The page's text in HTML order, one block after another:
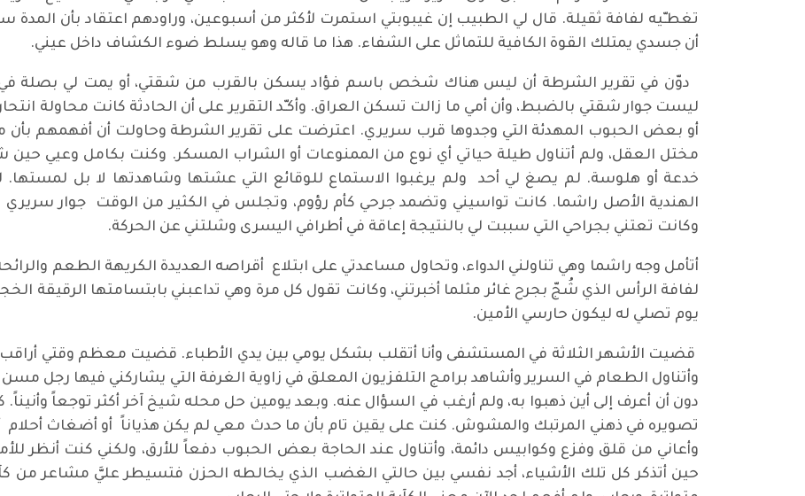
تغطـّيه لفافة ثقيلة. قال لي الطبيب إن غيبوبتي استمرت لأكثر من أسبوعين، وراودهم اعتقاد بأن
أن جسدي يمتلك القوة الكافية للتماثل على الشفاء. هذا ما قاله وهو يسلط ضوء الكشاف داخل عيني.
دوّن في تقرير الشرطة أن ليس هناك شخص باسم فؤاد يسكن بالقرب من شقتي، أو يمت لي بصلة في
ليست جوار شقتي بالضبط، وأن أمي ما زالت تسكن العراق. وأكـّد التقرير على أن الحادثة كانت محاولة
أو بعض الحبوب المهدئة التي وجدوها قرب سريري. اعترضت على تقرير الشرطة وحاولت أن أفهمهم
مختل العقل، ولم أتناول طيلة حياتي أي نوع من الممنوعات أو الشراب المسكر. وكنت بكامل وعيي
خدعة أو هلوسة. لم يصغ لي أحد ولم يرغبوا الاستماع للوقائع التي عشتها وشاهدتها لا بل
الهندية الأصل راشما. كانت تواسيني وتضمد جرحي كأم رؤوم، وتجلس في الكثير من الوقت جوار سريري
وكانت تعتني بجراحي التي سببت لي بالنتيجة إعاقة في أطرافي اليسرى وشلتني عن الحركة.
أتأمل وجه راشما وهي تناولني الدواء، وتحاول مساعدتي على ابتلاع أقراصه العديدة الكريهة الطعم
لفافة الرأس الذي شُجّ بجرح غائر مثلما أخبرتني، وكانت تقول كل مرة وهي تداعبني بابتسامتها الرقيقة
يوم تصلي له ليكون حارسي الأمين.
قضيت الأشهر الثلاثة في المستشفى وأنا أتقلب بشكل يومي بين يدي الأطباء. قضيت معظم وقتي أراقب
وأتناول الطعام في السرير وأشاهد برامج التلفزيون المعلق في زاوية الغرفة التي يشاركني فيها رجل مسن
دون أن أعرف إلى أين ذهبوا به، ولم أرغب في السؤال عنه. وبعد يومين حل محله شيخ آخر أكثر توجعاً
تصويره في ذهني المرتبك والمشوش. كنت على يقين تام بأن ما حدث معي لم يكن هذياناً أو أضغاث
وأعاني من قلق وفزع وكوابيس دائمة، وأتناول عند الحاجة بعض الحبوب دفعاً للأرق، ولكني كنت أنظر
حين أتذكر كل تلك الأشياء، أجد نفسي بين حالتي الغضب الذي يخالطه الحزن فتسيطر عليَّ مشاعر من